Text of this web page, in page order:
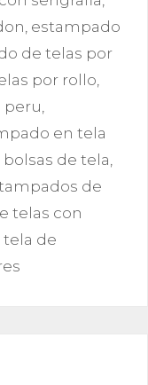
estampado
de telas por
por rollo
peru
en tela
de tela
de
telas con
tela de